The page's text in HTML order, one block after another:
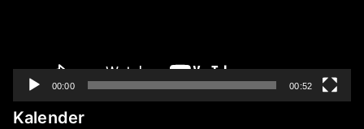
00:00 00:52
Kalender